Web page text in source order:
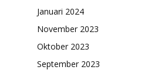
Januari 2024
November 2023
Oktober 2023
September 2023